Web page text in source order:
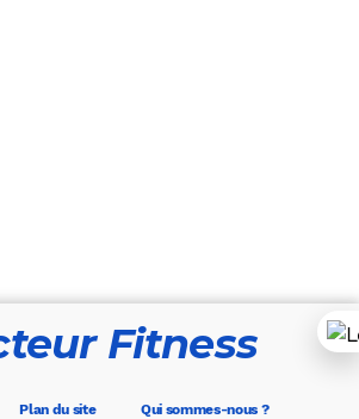
Fitness
Plan du site Qui sommes-nous ?